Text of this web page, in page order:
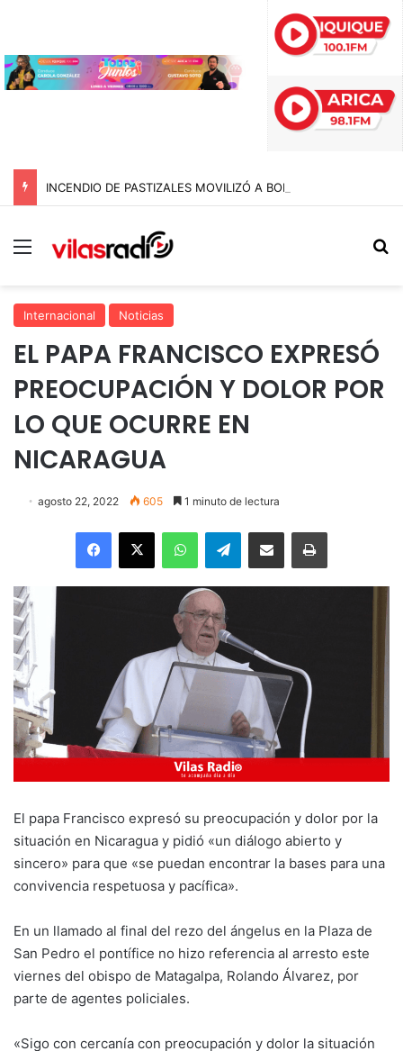
Menú
Internacional Noticias
EL PAPA FRANCISCO EXPRESÓ
PREOCUPACIÓN Y DOLOR POR
LO QUE OCURRE EN
NICARAGUA
agosto 22, 2022 605 1 minuto de lectura
Facebook
X WhatsAppTelegramEnviar vía email Imprimir
El papa Francisco expresó su preocupación y dolor por la
situación en Nicaragua y pidió «un diálogo abierto y
sincero» para que «se puedan encontrar la bases para una
convivencia respetuosa y pacífica».
En un llamado al final del rezo del ángelus en la Plaza de
San Pedro el pontífice no hizo referencia al arresto este
viernes del obispo de Matagalpa, Rolando Álvarez, por
parte de agentes policiales.
«Sigo con cercanía con preocupación y dolor la situación